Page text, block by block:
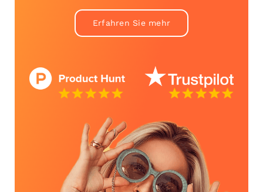
Erfahren Sie mehr